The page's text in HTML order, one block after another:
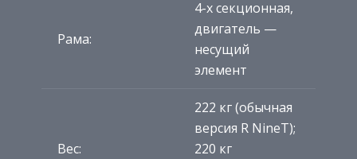
Рама:
4-х секционная,
двигатель —
несущий
элемент
Вес:
222 кг (обычная
версия R NineT);
220 кг